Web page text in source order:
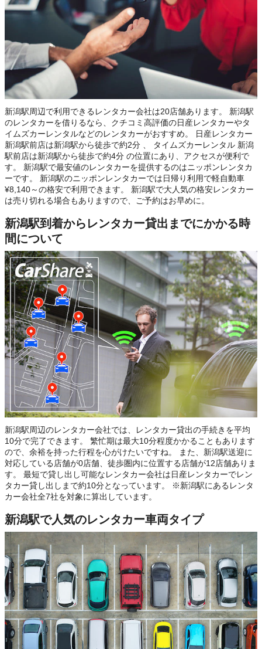
新潟駅周辺で利用できるレンタカー会社は20店舗あります。 新潟駅
のレンタカーを借りるなら、クチコミ高評価の日産レンタカーやタ
イムズカーレンタルなどのレンタカーがおすすめ。 日産レンタカー
新潟駅前店は新潟駅から徒歩で約2分 、 タイムズカーレンタル 新潟
駅前店は新潟駅から徒歩で約4分 の位置にあり、アクセスが便利で
す。 新潟駅で最安値のレンタカーを提供するのはニッポンレンタカ
ーです。 新潟駅のニッポンレンタカーでは日帰り利用で軽自動車
¥8,140～の格安で利用できます。 新潟駅で大人気の格安レンタカー
は売り切れる場合もありますので、ご予約はお早めに。
新潟駅到着からレンタカー貸出までにかかる時
間について
新潟駅周辺のレンタカー会社では、レンタカー貸出の手続きを平均
10分で完了できます。 繁忙期は最大10分程度かかることもあります
ので、余裕を持った行程を心がけたいですね。 また、新潟駅送迎に
対応している店舗が0店舗、徒歩圏内に位置する店舗が12店舗ありま
す。 最短で貸し出し可能なレンタカー会社は日産レンタカーでレン
タカー貸し出しまで約10分となっています。 ※新潟駅にあるレンタ
カー会社全7社を対象に算出しています。
新潟駅で人気のレンタカー車両タイプ